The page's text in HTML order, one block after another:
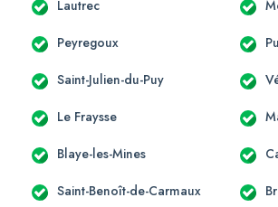
Lautrec
Peyregoux
Saint-Julien-du-Puy
Le Fraysse
Blaye-les-Mines
Saint-Benoît-de-Carmaux